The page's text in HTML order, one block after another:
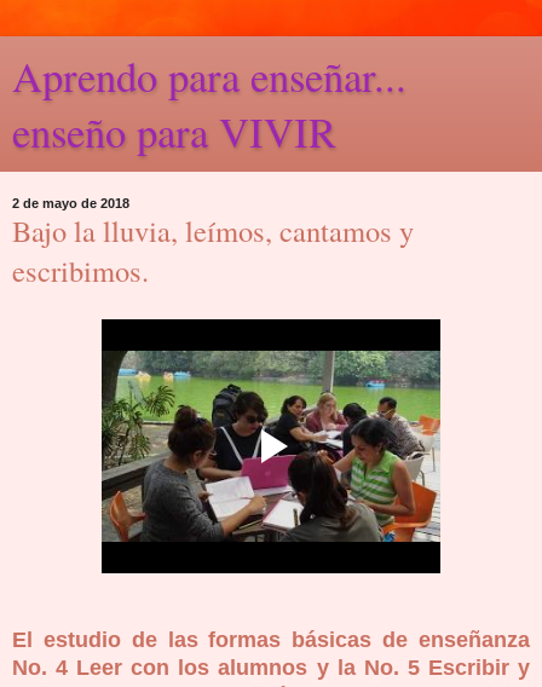
Aprendo para enseñar...
enseño para VIVIR
2 de mayo de 2018
Bajo la lluvia, leímos, cantamos y
escribimos.
El estudio de las formas básicas de enseñanza
No. 4 Leer con los alumnos y la No. 5 Escribir y